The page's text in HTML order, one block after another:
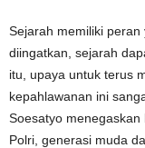
Sejarah memiliki
diingatkan, sejarah
itu, upaya untuk terus
kepahlawanan ini
Soesatyo
Polri, generasi muda